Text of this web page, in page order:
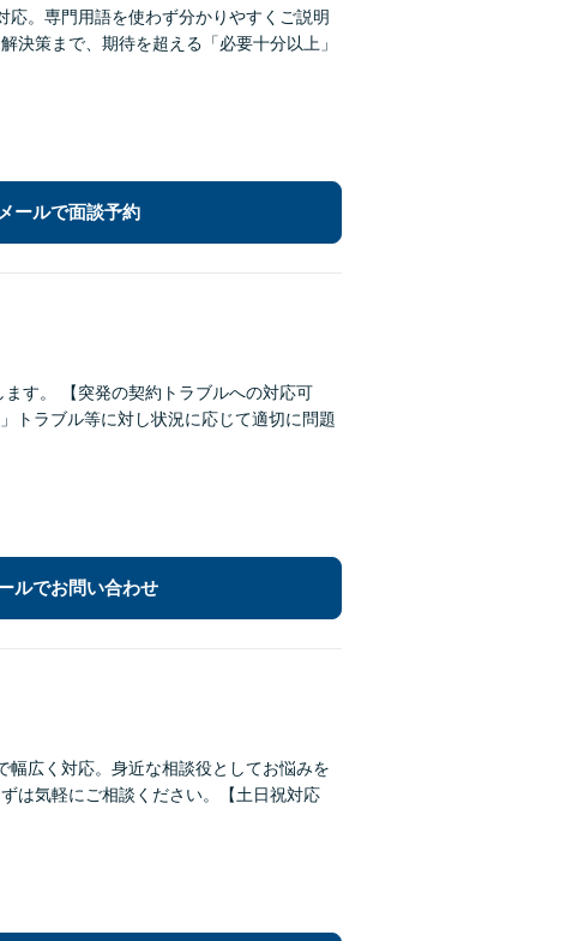
応。専門用語を使わず分かりやすくご説明
決策まで、期待を超える「必要十分以上」
メールで面談予約
の対応可
ルでお問い合わせ
幅広く対応。身近な相談役としてお悩みを
は気軽にご相談ください。【土日祝対応